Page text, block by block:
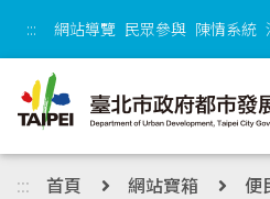
::: 網站導覽 民眾參與 陳情系統
::: 首頁 網站寶箱 便